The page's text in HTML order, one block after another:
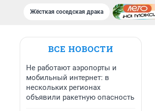
Жёсткая соседская драка
ВСЕ НОВОСТИ
Не работают аэропорты и
мобильный интернет: в
нескольких регионах
объявили ракетную опасность